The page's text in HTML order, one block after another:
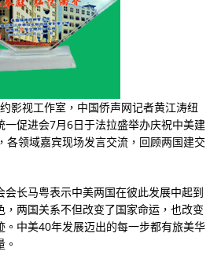
影视工作室，中国侨声网记者黄江涛纽
一促进会7月6日于法拉盛举办庆祝中美建
各领域嘉宾现场发言交流，回顾两国建交
长马粤表示中美两国在彼此发展中起到
两国关系不但改变了国家命运，也改变
。中美40年发展迈出的每一步都有旅美华